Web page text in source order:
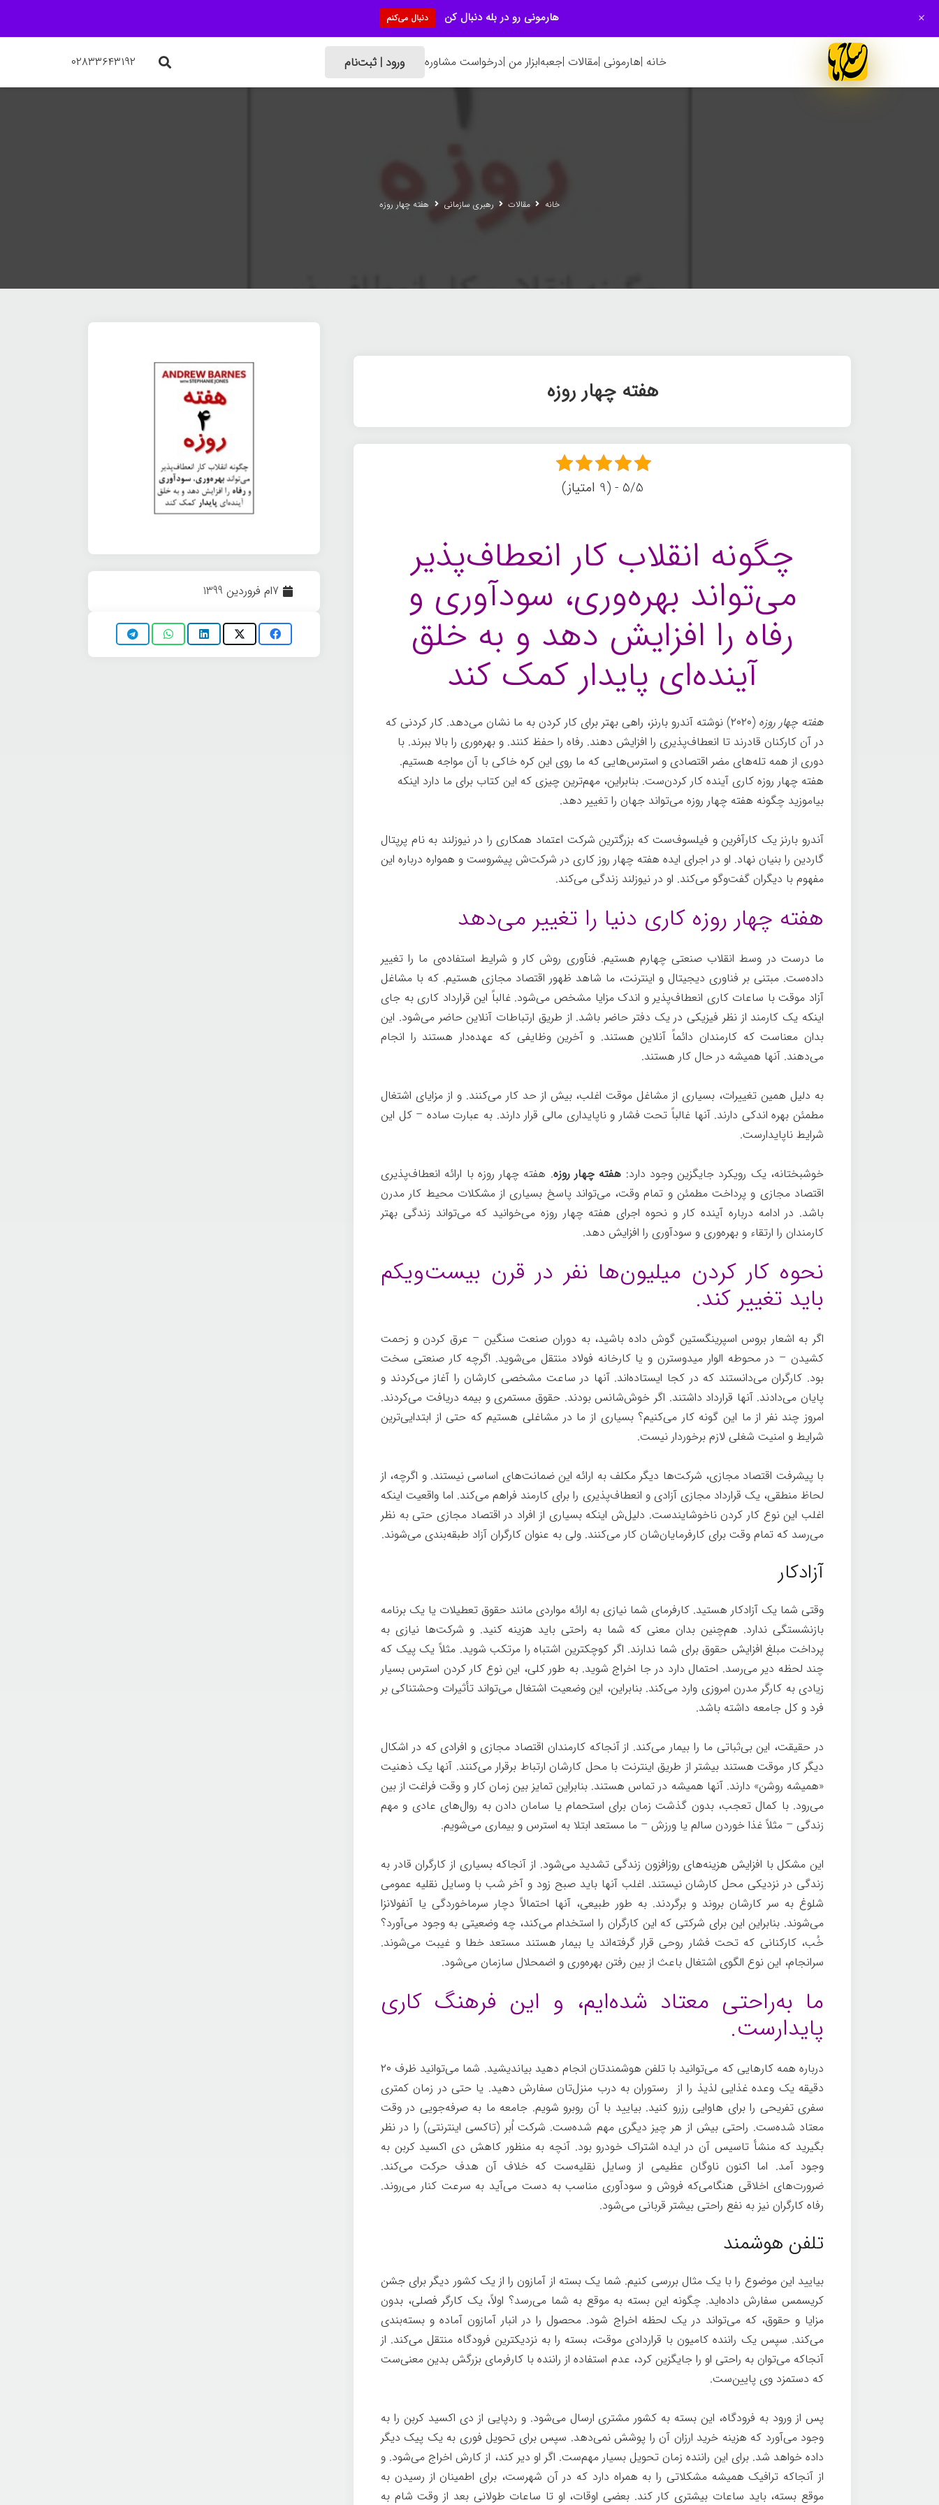
خانه |هارمونی |مقالات |جعبه‌ابزار من |درخواست مشاوره ورود | ثبت‌نام ۰۲۸۳۳۶۴۳۱۹۲
خانه مقالات رهبری سازمانی هفته چهار روزه
هفته چهار روزه
5/5 - (9 امتیاز)
چگونه انقلاب کار انعطاف‌پذیر
می‌تواند بهره‌وری، سودآوری و
رفاه را افزایش دهد و به خلق
آینده‌ای پایدار کمک کند
هفته چهار روزه
(۲۰۲۰) نوشته آندرو بارنز، راهی بهتر برای کار کردن به ما نشان می‌دهد. کار کردنی که
در آن کارکنان قادرند تا انعطاف‌پذیری را افزایش دهند. رفاه را حفظ کنند. و بهره‌وری را بالا ببرند. با
دوری از همه تله‌های مضر اقتصادی و استرس‌هایی که ما روی این کره خاکی با آن مواجه هستیم.
هفته چهار روزه کاری آینده کار کردن‌ست. بنابراین، مهم‌ترین چیزی که این کتاب برای ما دارد اینکه
بیاموزید چگونه هفته چهار روزه می‌تواند جهان را تغییر دهد.
آندرو بارنز یک کارآفرین و فیلسوف‌ست که بزرگترین شرکت اعتماد همکاری را در نیوزلند به نام پرپتال
گاردین را بنیان نهاد. او در اجرای ایده هفته چهار روز کاری در شرکت‌ش پیشروست و همواره درباره این
مفهوم با دیگران گفت‌وگو می‌کند. او در نیوزلند زندگی می‌کند.
هفته چهار روزه کاری دنیا را تغییر می‌دهد
ما درست در وسط انقلاب صنعتی چهارم هستیم. فنآوری روش کار و شرایط استفاده‌ی ما را تغییر
داده‌ست. مبتنی بر فناوری دیجیتال و اینترنت، ما شاهد ظهور اقتصاد مجازی هستیم. که با مشاغل
آزاد موقت با ساعات کاری انعطاف‌پذیر و اندک مزایا مشخص می‌شود. غالباً این قرارداد کاری به جای
اینکه یک کارمند از نظر فیزیکی در یک دفتر حاضر باشد. از طریق ارتباطات آنلاین حاضر می‌شود. این
بدان معناست که کارمندان دائماً آنلاین هستند. و آخرین وظایفی که عهده‌دار هستند را انجام
می‌دهند. آنها همیشه در حال کار هستند.
به دلیل همین تغییرات، بسیاری از مشاغل موقت اغلب، بیش از حد کار می‌کنند. و از مزایای اشتغال
مطمئن بهره اندکی دارند. آنها غالباً تحت فشار و ناپایداری مالی قرار دارند. به عبارت ساده – کل این
شرایط ناپایدارست.
خوشبختانه، یک رویکرد جایگزین وجود دارد: هفته چهار روزه. هفته چهار روزه با ارائه انعطاف‌پذیری
اقتصاد مجازی و پرداخت مطمئن و تمام وقت، می‌تواند پاسخ بسیاری از مشکلات محیط کار مدرن
باشد. در ادامه درباره آینده کار و نحوه اجرای هفته چهار روزه می‌خوانید که می‌تواند زندگی بهتر
کارمندان را ارتقاء و بهره‌وری و سودآوری را افزایش دهد.
نحوه کار کردن میلیون‌ها نفر در قرن بیست‌ویکم
باید تغییر کند.
اگر به اشعار بروس اسپرینگستین گوش داده باشید، به دوران صنعت سنگین – عرق کردن و زحمت
کشیدن – در محوطه الوار میدوسترن و یا کارخانه فولاد منتقل می‌شوید. اگرچه کار صنعتی سخت
بود. کارگران می‌دانستند که در کجا ایستاده‌اند. آنها در ساعت مشخصی کارشان را آغاز می‌کردند و
پایان می‌دادند. آنها قرارداد داشتند. اگر خوش‌شانس بودند. حقوق مستمری و بیمه دریافت می‌کردند.
امروز چند نفر از ما این گونه کار می‌کنیم؟ بسیاری از ما در مشاغلی هستیم که حتی از ابتدایی‌ترین
شرایط و امنیت شغلی لازم برخوردار نیست.
با پیشرفت اقتصاد مجازی، شرکت‌ها دیگر مکلف به ارائه این ضمانت‌های اساسی نیستند. و اگرچه، از
لحاظ منطقی، یک قرارداد مجازی آزادی و انعطاف‌پذیری را برای کارمند فراهم می‌کند. اما واقعیت اینکه
اغلب این نوع کار کردن ناخوشایندست. دلیل‌ش اینکه بسیاری از افراد در اقتصاد مجازی حتی به نظر
می‌رسد که تمام وقت برای کارفرمایان‌شان کار می‌کنند. ولی به عنوان کارگران آزاد طبقه‌بندی می‌شوند.
آزادکار
وقتی شما یک آزادکار هستید. کارفرمای شما نیازی به ارائه مواردی مانند حقوق تعطیلات یا یک برنامه
بازنشستگی ندارد. هم‌چنین بدان معنی که شما به راحتی باید هزینه کنید. و شرکت‌ها نیازی به
پرداخت مبلغ افزایش حقوق برای شما ندارند. اگر کوچکترین اشتباه را مرتکب شوید. مثلاً یک پیک که
چند لحظه دیر می‌رسد. احتمال دارد در جا اخراج شوید. به طور کلی، این نوع کار کردن استرس بسیار
زیادی به کارگر مدرن امروزی وارد می‌کند. بنابراین، این وضعیت اشتغال می‌تواند تأثیرات وحشتناکی بر
فرد و کل جامعه داشته باشد.
در حقیقت، این بی‌ثباتی ما را بیمار می‌کند. از آنجاکه کارمندان اقتصاد مجازی و افرادی که در اشکال
دیگر کار موقت هستند بیشتر از طریق اینترنت با محل کارشان ارتباط برقرار می‌کنند. آنها یک ذهنیت
«همیشه روشن» دارند. آنها همیشه در تماس هستند. بنابراین تمایز بین زمان کار و وقت فراغت از بین
می‌رود. با کمال تعجب، بدون گذشت زمان برای استحمام یا سامان دادن به روال‌های عادی و مهم
زندگی – مثلاً غذا خوردن سالم یا ورزش – ما مستعد ابتلا به استرس و بیماری می‌شویم.
این مشکل با افزایش هزینه‌های روزافزون زندگی تشدید می‌شود. از آنجاکه بسیاری از کارگران قادر به
زندگی در نزدیکی محل کارشان نیستند. اغلب آنها باید صبح زود و آخر شب با وسایل نقلیه عمومی
شلوغ به سر کارشان بروند و برگردند. به طور طبیعی، آنها احتمالاً دچار سرماخوردگی یا آنفولانزا
می‌شوند. بنابراین این برای شرکتی که این کارگران را استخدام می‌کند، چه وضعیتی به وجود می‌آورد؟
خُب، کارکنانی که تحت فشار روحی قرار گرفته‌اند یا بیمار هستند مستعد خطا و غیبت می‌شوند.
سرانجام، این نوع الگوی اشتغال باعث از بین رفتن بهره‌وری و اضمحلال سازمان می‌شود.
ما به‌راحتی معتاد شده‌ایم، و این فرهنگ کاری
پایدارست.
درباره همه کارهایی که می‌توانید با تلفن هوشمندتان انجام دهید بیاندیشید. شما می‌توانید ظرف ۲۰
دقیقه یک وعده غذایی لذیذ را از رستوران به درب منزل‌تان سفارش دهید. یا حتی در زمان کمتری
سفری تفریحی را برای هاوایی رزرو کنید. بیایید با آن روبرو شویم. جامعه ما به صرفه‌جویی در وقت
معتاد شده‌ست. راحتی بیش از هر چیز دیگری مهم شده‌ست. شرکت اُبر (تاکسی اینترنتی) را در نظر
بگیرید که منشأ تاسیس آن در ایده اشتراک خودرو بود. آنچه به منظور کاهش دی اکسید کربن به
وجود آمد. اما اکنون ناوگان عظیمی از وسایل نقلیه‌ست که خلاف آن هدف حرکت می‌کند.
ضرورت‌های اخلاقی هنگامی‌که فروش و سودآوری مناسب به دست می‌آید به سرعت کنار می‌روند.
رفاه کارگران نیز به نفع راحتی بیشتر قربانی می‌شود.
تلفن هوشمند
بیایید این موضوع را با یک مثال بررسی کنیم. شما یک بسته از آمازون را از یک کشور دیگر برای جشن
کریسمس سفارش داده‌اید. چگونه این بسته به موقع به شما می‌رسد؟ اولاً، یک کارگر فصلی، بدون
مزایا و حقوق، که می‌تواند در یک لحظه اخراج شود. محصول را در انبار آمازون آماده و بسته‌بندی
می‌کند. سپس یک راننده کامیون با قراردادی موقت، بسته را به نزدیکترین فرودگاه منتقل می‌کند. از
آنجاکه می‌توان به راحتی او را جایگزین کرد، عدم استفاده از راننده با کارفرمای بزرگش بدین معنی‌ست
که دستمزد وی پایین‌ست.
پس از ورود به فرودگاه، این بسته به کشور مشتری ارسال می‌شود. و ردپایی از دی اکسید کربن را به
وجود می‌آورد که هزینه خرید ارزان آن را پوشش نمی‌دهد. سپس برای تحویل فوری به یک پیک دیگر
داده خواهد شد. برای این راننده زمان تحویل بسیار مهم‌ست. اگر او دیر کند، از کارش اخراج می‌شود. و
از آنجاکه ترافیک همیشه مشکلاتی را به همراه دارد که در آن شهرست، برای اطمینان از رسیدن به
موقع بسته، باید ساعات بیشتری کار کند. بعضی اوقات، او تا ساعات طولانی بعد از وقت شام به
7ام فروردین 1399
هارمونی رو در بله دنبال کن دنبال می‌کنم +